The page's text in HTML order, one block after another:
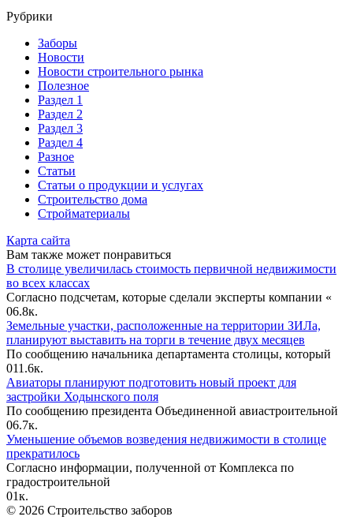
Рубрики
Заборы
Новости
Новости строительного рынка
Полезное
Раздел 1
Раздел 2
Раздел 3
Раздел 4
Разное
Статьи
Статьи o продукции и услугах
Строительство дома
Стройматериалы
Карта сайта
Вам также может понравиться
В столице увеличилась стоимость первичной недвижимости
во всех классах
Согласно подсчетам, которые сделали эксперты компании «
06.8к.
Земельные участки, расположенные на территории ЗИЛа,
планируют выставить на торги в течение двух месяцев
По сообщению начальника департамента столицы, который
011.6к.
Авиаторы планируют подготовить новый проект для
застройки Ходынского поля
По сообщению президента Объединенной авиастроительной
06.7к.
Уменьшение объемов возведения недвижимости в столице
прекратилось
Согласно информации, полученной от Комплекса по
градостроительной
01к.
© 2026 Строительство заборов